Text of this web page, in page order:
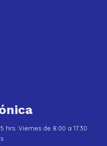
hrs. Viernes de 8.00 a 17.30